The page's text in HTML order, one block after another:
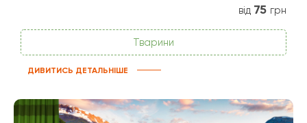
від 75 грн
Тварини
ДИВИТИСЬ ДЕТАЛЬНІШЕ